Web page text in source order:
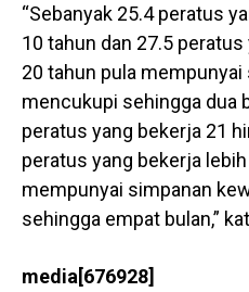
“Sebanyak 25.4 peratus
10 tahun dan 27.5
20 tahun pula mempunyai
mencukupi sehingga dua
peratus yang bekerja 21
peratus yang bekerja
mempunyai simpanan
sehingga empat bulan,”
media[676928]